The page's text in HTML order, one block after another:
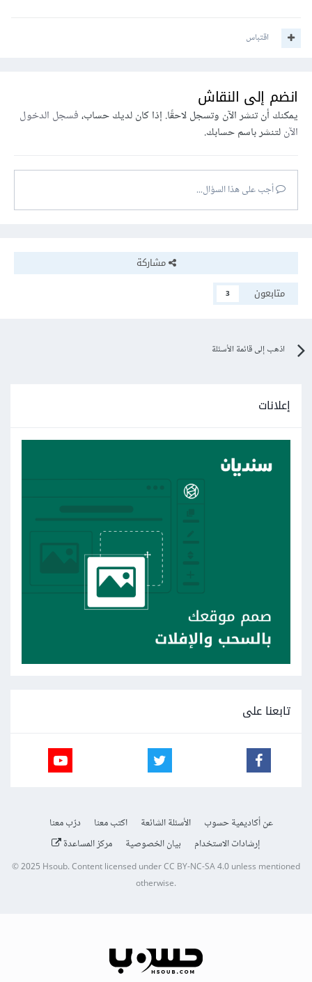
اقتباس
انضم إلى النقاش
يمكنك أن تنشر الآن وتسجل لاحقًا. إذا كان لديك حساب،فسجل الدخول
الآنلتنشر باسم حسابك.
أجب على هذا السؤال...
مشاركة
متابعون
3
اذهب إلى قائمة الأسئلة
إعلانات
تابعنا على
عن أكاديمية حسوب الأسئلة الشائعة اكتب معنا
درّب معنا
إرشادات الاستخدام
بيان الخصوصية مركز المساعدة
© 2025Hsoub.Content licensed underCC BY-NC-SA 4.0unless mentioned
otherwise.